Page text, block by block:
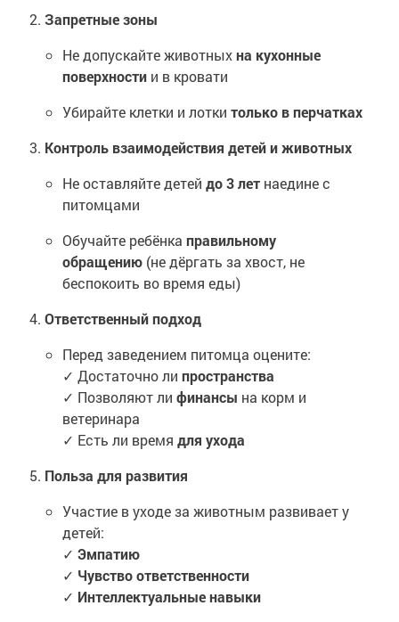
Запретные зоны
Не допускайте животныхна кухонные
поверхности и в кровати
Убирайте клетки и лотки только в перчатках
Контроль взаимодействия детей и животных
Не оставляйте детей до 3 лет наедине с
питомцами
Обучайте ребёнка правильному
обращению (не дёргать за хвост, не
беспокоить во время еды)
Ответственный подход
Перед заведением питомца оцените:
✓ Достаточно ли пространства
✓ Позволяют ли финансы на корм и
ветеринара
✓ Есть ли время для ухода
Польза для развития
Участие в уходе за животным развивает у
детей:
✓ Эмпатию
✓ Чувство ответственности
✓ Интеллектуальные навыки